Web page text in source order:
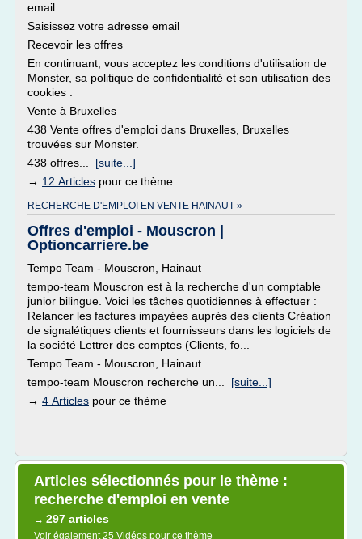
email
Saisissez votre adresse email
Recevoir les offres
En continuant, vous acceptez les conditions d'utilisation de
Monster, sa politique de confidentialité et son utilisation des
cookies .
Vente à Bruxelles
438 Vente offres d'emploi dans Bruxelles, Bruxelles
trouvées sur Monster.
438 offres... [suite...]
→ 12 Articles pour ce thème
RECHERCHE D'EMPLOI EN VENTE HAINAUT »
Offres d'emploi - Mouscron |
Optioncarriere.be
Tempo Team - Mouscron, Hainaut
tempo-team Mouscron est à la recherche d'un comptable
junior bilingue. Voici les tâches quotidiennes à effectuer :
Relancer les factures impayées auprès des clients Création
de signalétiques clients et fournisseurs dans les logiciels de
la société Lettrer des comptes (Clients, fo...
Tempo Team - Mouscron, Hainaut
tempo-team Mouscron recherche un... [suite...]
→ 4 Articles pour ce thème
Articles sélectionnés pour le thème :
recherche d'emploi en vente
→ 297 articles
Voir également25 Vidéos pour ce thème